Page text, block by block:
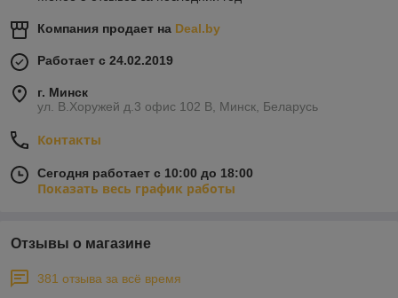
Компания продает на Deal.by
Работает с 24.02.2019
г. Минск
ул. В.Хоружей д.3 офис 102 В, Минск, Беларусь
Контакты
Сегодня работает с 10:00 до 18:00
Показать весь график работы
Отзывы о магазине
381 отзыва за всё время